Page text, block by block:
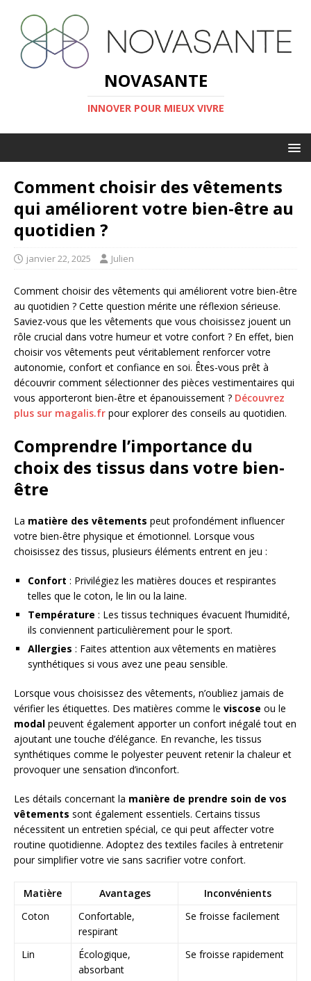
NOVASANTE
INNOVER POUR MIEUX VIVRE
Comment choisir des vêtements
qui améliorent votre bien-être au
quotidien ?
janvier 22, 2025 Julien
Comment choisir des vêtements qui améliorent votre bien-être
au quotidien ? Cette question mérite une réflexion sérieuse.
Saviez-vous que les vêtements que vous choisissez jouent un
rôle crucial dans votre humeur et votre confort ? En effet, bien
choisir vos vêtements peut véritablement renforcer votre
autonomie, confort et confiance en soi. Êtes-vous prêt à
découvrir comment sélectionner des pièces vestimentaires qui
vous apporteront bien-être et épanouissement ? Découvrez
plus sur magalis.fr pour explorer des conseils au quotidien.
Comprendre l’importance du
choix des tissus dans votre bien-
être
La matière des vêtements peut profondément influencer
votre bien-être physique et émotionnel. Lorsque vous
choisissez des tissus, plusieurs éléments entrent en jeu :
Confort : Privilégiez les matières douces et respirantes
telles que le coton, le lin ou la laine.
Température : Les tissus techniques évacuent l’humidité,
ils conviennent particulièrement pour le sport.
Allergies : Faites attention aux vêtements en matières
synthétiques si vous avez une peau sensible.
Lorsque vous choisissez des vêtements, n’oubliez jamais de
vérifier les étiquettes. Des matières comme le viscose ou le
modal peuvent également apporter un confort inégalé tout en
ajoutant une touche d’élégance. En revanche, les tissus
synthétiques comme le polyester peuvent retenir la chaleur et
provoquer une sensation d’inconfort.
Les détails concernant la manière de prendre soin de vos
vêtements sont également essentiels. Certains tissus
nécessitent un entretien spécial, ce qui peut affecter votre
routine quotidienne. Adoptez des textiles faciles à entretenir
pour simplifier votre vie sans sacrifier votre confort.
Matière Avantages
Inconvénients
Coton
Confortable,
respirant
Se froisse facilement
Lin
Écologique,
absorbant
Se froisse rapidement